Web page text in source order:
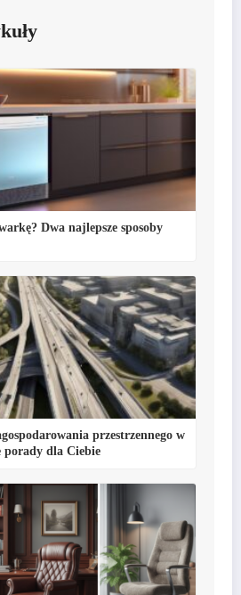
Dwa najlepsze sposoby
przestrzennego w
dla Ciebie